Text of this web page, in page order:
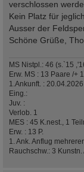
verschlossen
Kein Platz für
Ausser der
Schöne Grüße,
MS Nistpl.: 46 (s.`15
Erw. MS : 13 Paare /+
1.Ankunft. : 20.04.2026
Eing.:
Juv. :
Verlob. 1
MES : 45 K.nest., 1
Erw. : 13 P.
1. Ank. Anflug
Rauchschw.: 3 Kunstn.